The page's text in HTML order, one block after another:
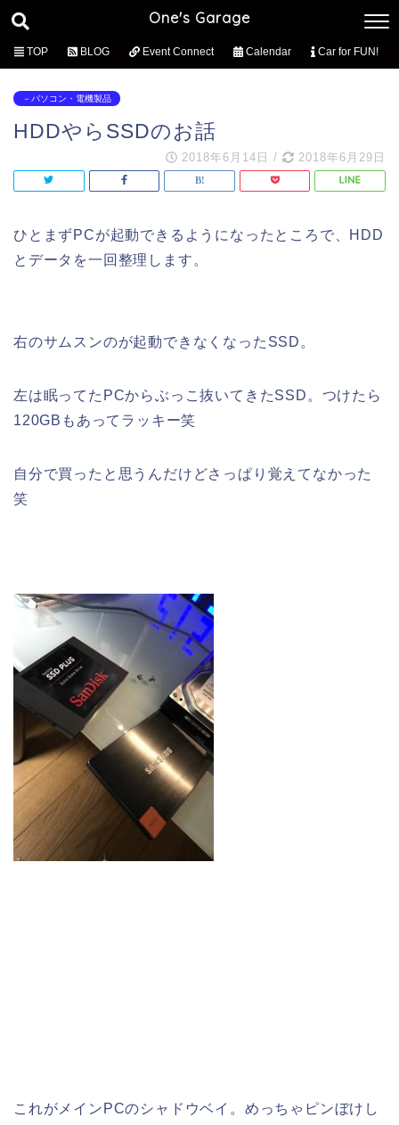
One's Garage
TOP BLOG Event Connect Calendar Car for FUN!
－パソコン・電機製品
HDDやらSSDのお話
2018年6月14日 / 2018年6月29日
ひとまずPCが起動できるようになったところで、HDD
とデータを一回整理します。
右のサムスンのが起動できなくなったSSD。
左は眠ってたPCからぶっこ抜いてきたSSD。つけたら
120GBもあってラッキー笑
自分で買ったと思うんだけどさっぱり覚えてなかった
笑
これがメインPCのシャドウベイ。めっちゃピンぼけし